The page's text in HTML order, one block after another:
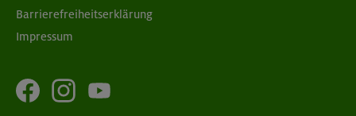
Barrierefreiheitserklärung
Impressum